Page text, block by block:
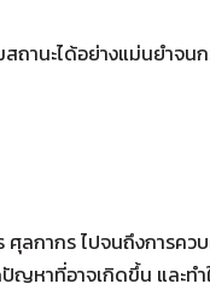
านะได้อย่างแม่นยำจนก
ศุลกากร ไปจนถึงการ
หาที่อาจเกิดขึ้น และท